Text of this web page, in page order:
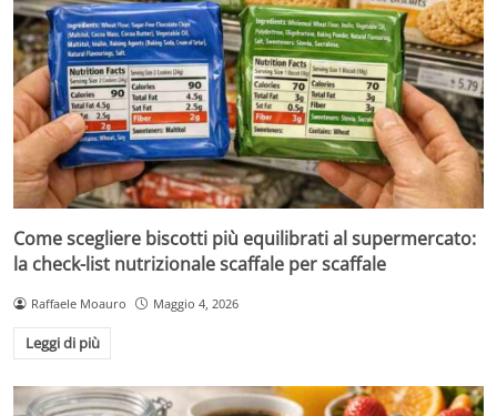
Come scegliere biscotti più equilibrati al supermercato:
la check-list nutrizionale scaffale per scaffale
Raffaele Moauro Maggio 4, 2026
Leggi di più